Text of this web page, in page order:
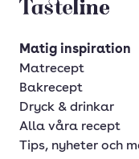
Tasteline startsida
Matig inspiration
Matrecept
Bakrecept
Dryck & drinkar
Alla våra recept
Tips, nyheter och